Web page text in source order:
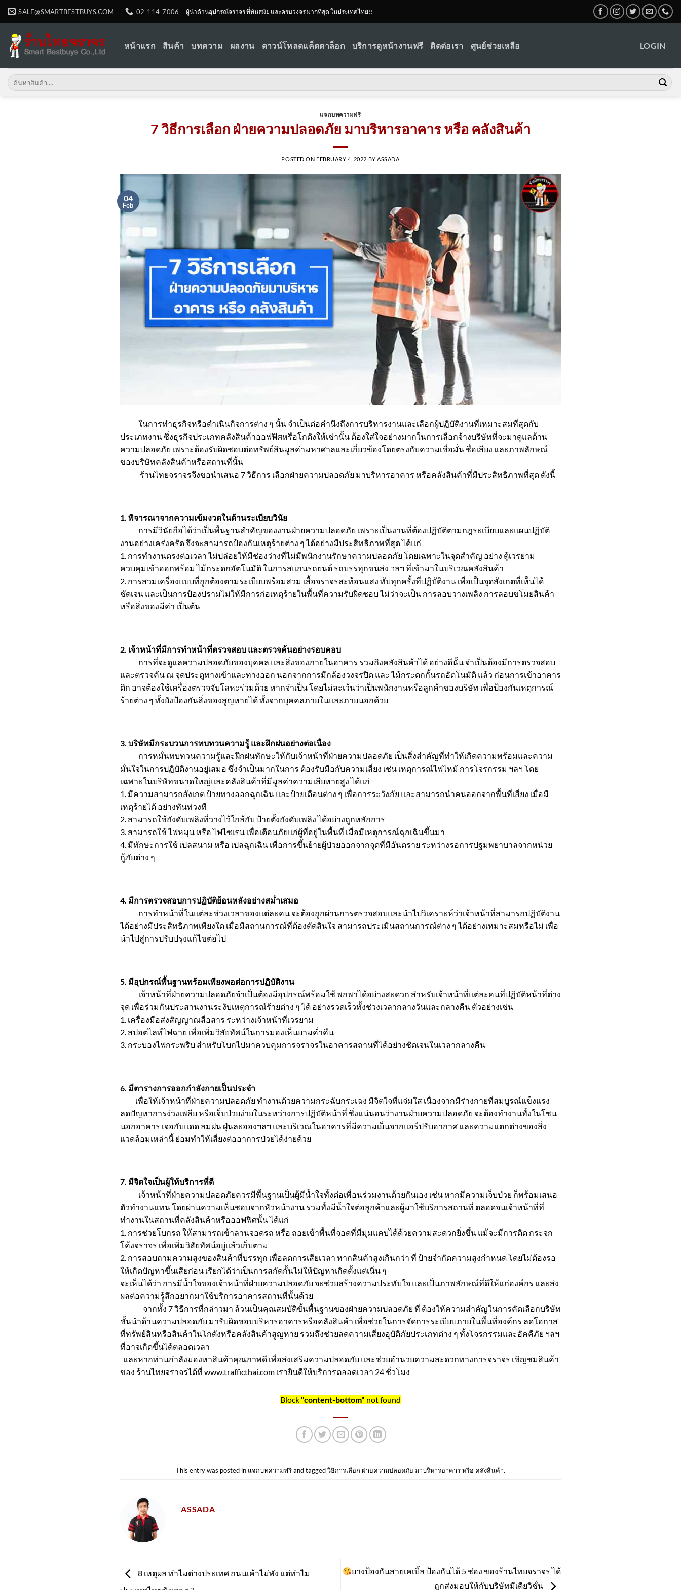
Skip
SALE@SMARTBESTBUYS.COM 02-114-7006 ผู้นำด้านอุปกรณ์จราจร ที่ทันสมัย และครบวงจร มากที่สุด ในประเทศไทย!!
หน้าแรก สินค้า บทความ ผลงาน ดาวน์โหลดแค็ตตาล็อก บริการดูหน้างานฟรี ติดต่อเรา ศูนย์ช่วยเหลือ LOGIN
Search
for:
แจกบทความฟรี
7 วิธีการเลือก ฝ่ายความปลอดภัย มาบริหารอาคาร หรือ คลังสินค้า
POSTED ON FEBRUARY 4, 2022 BY ASSADA
04
Feb
ในการทำธุรกิจหรือดำเนินกิจการต่าง ๆ นั้น จำเป็นต่อคำนึงถึงการบริหารงานและเลือกผู้ปฏิบัติงานที่เหมาะสมที่สุดกับ
ประเภทงาน ซึ่งธุรกิจประเภทคลังสินค้าออฟฟิศหรือโกดังให้เช่านั้น ต้องใส่ใจอย่างมากในการเลือกจ้างบริษัทที่จะมาดูแลด้าน
ความปลอดภัย เพราะต้องรับผิดชอบต่อทรัพย์สินมูลค่ามหาศาลและเกี่ยวข้องโดยตรงกับความเชื่อมั่น ชื่อเสียง และภาพลักษณ์
ของบริษัทคลังสินค้าหรือสถานที่นั้น
ร้านไทยจราจรจึงขอนำเสนอ 7 วิธีการ เลือกฝ่ายความปลอดภัย มาบริหารอาคาร หรือคลังสินค้าที่มีประสิทธิภาพที่สุด ดังนี้
1. พิจารณาจากความเข้มงวดในด้านระเบียบวินัย
การมีวินัยถือได้ว่าเป็นพื้นฐานสำคัญของงานฝ่ายความปลอดภัย เพราะเป็นงานที่ต้องปฏิบัติตามกฎระเบียบและแผนปฏิบัติ
งานอย่างเคร่งครัด จึงจะสามารถป้องกันเหตุร้ายต่าง ๆ ได้อย่างมีประสิทธิภาพที่สุด ได้แก่
1. การทำงานตรงต่อเวลา ไม่ปล่อยให้มีช่องว่างที่ไม่มีพนักงานรักษาความปลอดภัย โดยเฉพาะในจุดสำคัญ อย่าง ตู้เวรยาม
ควบคุมเข้าออกพร้อม ไม้กระดกอัตโนมัติ ในการสแกนรถยนต์ รถบรรทุกขนส่ง ฯลฯ ที่เข้ามาในบริเวณคลังสินค้า
2. การสวมเครื่องแบบที่ถูกต้องตามระเบียบพร้อมสวม เสื้อจราจรสะท้อนแสง ทับทุกครั้งที่ปฏิบัติงาน เพื่อเป็นจุดสังเกตที่เห็นได้
ชัดเจน และเป็นการป้องปรามไม่ให้มีการก่อเหตุร้ายในพื้นที่ความรับผิดชอบ ไม่ว่าจะเป็น การลอบวางเพลิง การลอบขโมยสินค้า
หรือสิ่งของมีค่า เป็นต้น
2. เจ้าหน้าที่มีการทำหน้าที่ตรวจสอบ และตรวจค้นอย่างรอบคอบ
การที่จะดูแลความปลอดภัยของบุคคล และสิ่งของภายในอาคาร รวมถึงคลังสินค้าได้ อย่างดีนั้น จำเป็นต้องมีการตรวจสอบ
และตรวจค้น ณ จุดประตูทางเข้าและทางออก นอกจากการมีกล้องวงจรปิด และ ไม้กระดกกั้นรถอัตโนมัติ แล้ว ก่อนการเข้าอาคาร
ตึก อาจต้องใช้เครื่องตรวจจับโลหะร่วมด้วย หากจำเป็น โดยไม่ละเว้นว่าเป็นพนักงานหรือลูกค้าของบริษัท เพื่อป้องกันเหตุการณ์
ร้ายต่าง ๆ ทั้งยังป้องกันสิ่งของสูญหายได้ ทั้งจากบุคคลภายในและภายนอกด้วย
3. บริษัทมีกระบวนการทบทวนความรู้ และฝึกฝนอย่างต่อเนื่อง
การหมั่นทบทวนความรู้และฝึกฝนทักษะให้กับเจ้าหน้าที่ฝ่ายความปลอดภัย เป็นสิ่งสำคัญที่ทำให้เกิดความพร้อมและความ
มั่นใจในการปฏิบัติงานอยู่เสมอ ซึ่งจำเป็นมากในการ ต้องรับมือกับความเสี่ยง เช่น เหตุการณ์ไฟไหม้ การโจรกรรม ฯลฯ โดย
เฉพาะในบริษัทขนาดใหญ่และคลังสินค้าที่มีมูลค่าความเสียหายสูง ได้แก่
1. มีความสามารถสังเกต ป้ายทางออกฉุกเฉิน และป้ายเตือนต่าง ๆ เพื่อการระวังภัย และสามารถนำคนออกจากพื้นที่เสี่ยง เมื่อมี
เหตุร้ายได้ อย่างทันท่วงที
2. สามารถใช้ถังดับเพลิงที่วางไว้ใกล้กับ ป้ายตั้งถังดับเพลิง ได้อย่างถูกหลักการ
3. สามารถใช้ ไฟหมุน หรือ ไฟไซเรน เพื่อเตือนภัยแก่ผู้ที่อยู่ในพื้นที่ เมื่อมีเหตุการณ์ฉุกเฉินขึ้นมา
4. มีทักษะการใช้ เปลสนาม หรือ เปลฉุกเฉิน เพื่อการขึ้นย้ายผู้ป่วยออกจากจุดที่มีอันตราย ระหว่างรอการปฐมพยาบาลจากหน่วย
กู้ภัยต่าง ๆ
4. มีการตรวจสอบการปฏิบัติย้อนหลังอย่างสม่ำเสมอ
การทำหน้าที่ในแต่ละช่วงเวลาของแต่ละคน จะต้องถูกผ่านการตรวจสอบและนำไปวิเคราะห์ว่าเจ้าหน้าที่สามารถปฏิบัติงาน
ได้อย่างมีประสิทธิภาพเพียงใด เมื่อมีสถานการณ์ที่ต้องตัดสินใจ สามารถประเมินสถานการณ์ต่าง ๆ ได้อย่างเหมาะสมหรือไม่ เพื่อ
นำไปสู่การปรับปรุงแก้ไขต่อไป
5. มีอุปกรณ์พื้นฐานพร้อมเพียงพอต่อการปฏิบัติงาน
เจ้าหน้าที่ฝ่ายความปลอดภัยจำเป็นต้องมีอุปกรณ์พร้อมใช้ พกพาได้อย่างสะดวก สำหรับเจ้าหน้าที่แต่ละคนที่ปฏิบัติหน้าที่ต่าง
จุด เพื่อร่วมกันประสานงานระงับเหตุการณ์ร้ายต่าง ๆ ได้ อย่างรวดเร็วทั้งช่วงเวลากลางวันและกลางคืน ตัวอย่างเช่น
1. เครื่องมือส่งสัญญาณสื่อสาร ระหว่างเจ้าหน้าที่เวรยาม
2. สปอตไลท์ไฟฉาย เพื่อเพิ่มวิสัยทัศน์ในการมองเห็นยามค่ำคืน
3. กระบองไฟกระพริบ สำหรับโบกไปมาควบคุมการจราจรในอาคารสถานที่ได้อย่างชัดเจนในเวลากลางคืน
6. มีตารางการออกกำลังกายเป็นประจำ
เพื่อให้เจ้าหน้าที่ฝ่ายความปลอดภัย ทำงานด้วยความกระฉับกระเฉง มีจิตใจที่แจ่มใส เนื่องจากมีร่างกายที่สมบูรณ์แข็งแรง
ลดปัญหาการง่วงเพลีย หรือเจ็บป่วยง่ายในระหว่างการปฏิบัติหน้าที่ ซึ่งแน่นอนว่างานฝ่ายความปลอดภัย จะต้องทำงานทั้งในโซน
นอกอาคาร เจอกับแดด ลมฝน ฝุ่นละอองฯลฯ และบริเวณในอาคารที่มีความเย็นจากแอร์ปรับอากาศ และความแตกต่างของสิ่ง
แวดล้อมเหล่านี้ ย่อมทำให้เสี่ยงต่ออาการป่วยได้ง่ายด้วย
7. มีจิตใจเป็นผู้ให้บริการที่ดี
เจ้าหน้าที่ฝ่ายความปลอดภัยควรมีพื้นฐานเป็นผู้มีน้ำใจทั้งต่อเพื่อนร่วมงานด้วยกันเอง เช่น หากมีความเจ็บป่วย ก็พร้อมเสนอ
ตัวทำงานแทน โดยผ่านความเห็นชอบจากหัวหน้างาน รวมทั้งมีน้ำใจต่อลูกค้าและผู้มาใช้บริการสถานที่ ตลอดจนเจ้าหน้าที่ที่
ทำงานในสถานที่คลังสินค้าหรือออฟฟิศนั้น ได้แก่
1. การช่วยโบกรถ ให้สามารถเข้าลานจอดรถ หรือ ถอยเข้าพื้นที่จอดที่มีมุมแคบได้ด้วยความสะดวกยิ่งขึ้น แม้จะมีการติด กระจก
โค้งจราจร เพื่อเพิ่มวิสัยทัศน์อยู่แล้วเก็บตาม
2. การสอบถามความสูงของสินค้าที่บรรทุก เพื่อลดการเสียเวลา หากสินค้าสูงเกินกว่า ที่ ป้ายจำกัดความสูงกำหนด โดยไม่ต้องรอ
ให้เกิดปัญหาขึ้นเสียก่อน เรียกได้ว่าเป็นการสกัดกั้นไม่ให้ปัญหาเกิดตั้งแต่เนิ่น ๆ
จะเห็นได้ว่า การมีน้ำใจของเจ้าหน้าที่ฝ่ายความปลอดภัย จะช่วยสร้างความประทับใจ และเป็นภาพลักษณ์ที่ดีให้แก่องค์กร และส่ง
ผลต่อความรู้สึกอยากมาใช้บริการอาคารสถานที่นั้นด้วย
จากทั้ง 7 วิธีการที่กล่าวมา ล้วนเป็นคุณสมบัติขั้นพื้นฐานของฝ่ายความปลอดภัย ที่ ต้องให้ความสำคัญในการคัดเลือกบริษัท
ชั้นนำด้านความปลอดภัย มารับผิดชอบบริหารอาคารหรือคลังสินค้า เพื่อช่วยในการจัดการระเบียบภายในพื้นที่องค์กร ลดโอกาส
ที่ทรัพย์สินหรือสินค้าในโกดังหรือคลังสินค้าสูญหาย รวมถึงช่วยลดความเสี่ยงอุบัติภัยประเภทต่าง ๆ ทั้งโจรกรรมและอัคคีภัย ฯลฯ
ที่อาจเกิดขึ้นได้ตลอดเวลา
และหากท่านกำลังมองหาสินค้าคุณภาพดี เพื่อส่งเสริมความปลอดภัย และช่วยอำนวยความสะดวกทางการจราจร เชิญชมสินค้า
ของ ร้านไทยจราจรได้ที่ www.trafficthai.com เรายินดีให้บริการตลอดเวลา 24 ชั่วโมง
Block "content-bottom" not found
This entry was posted in แจกบทความฟรีand taggedวิธีการเลือก ฝ่ายความปลอดภัย มาบริหารอาคาร หรือ คลังสินค้า.
ASSADA
8 เหตุผล ทำไมต่างประเทศ ถนนเค้าไม่พัง แต่ทำไม
ยางป้องกันสายเคเบิ้ล ป้องกันได้ 5 ช่อง ของร้านไทยจราจร ได้
ถูกส่งมอบให้กับบริษัทมีเดียวิชั่น